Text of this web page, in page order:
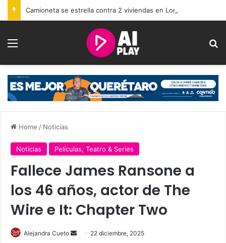
Camioneta se estrella contra 2 viviendas en Loma Dorada
Menu
Home / Noticias
Noticias Películas, Teatro & Series
Fallece James Ransone a
los 46 años, actor de The
Wire e It: Chapter Two
Alejandra Cueto
Send 22 diciembre, 2025